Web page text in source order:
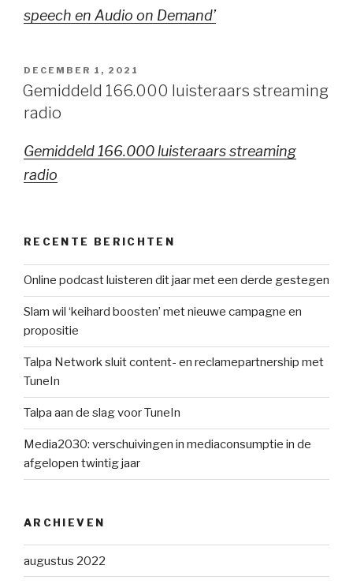
speech en Audio on Demand’
GEPLAATST
OP
DECEMBER 1, 2021
Gemiddeld 166.000 luisteraars streaming
radio
Gemiddeld 166.000 luisteraars streaming
radio
RECENTE BERICHTEN
Online podcast luisteren dit jaar met een derde gestegen
Slam wil ‘keihard boosten’ met nieuwe campagne en
propositie
Talpa Network sluit content- en reclamepartnership met
TuneIn
Talpa aan de slag voor TuneIn
Media2030: verschuivingen in mediaconsumptie in de
afgelopen twintig jaar
ARCHIEVEN
augustus 2022